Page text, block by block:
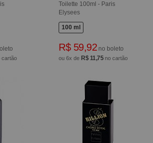
Toilette 100ml - Paris
Elysees
100 ml
R$ 59,92 no boleto
ou 6x de R$ 11,75no cartão